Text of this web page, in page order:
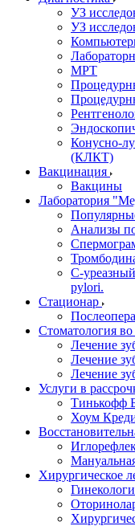
УЗ
УЗ
МРТ
Конусно-
(КЛКТ)
Вакцинация
Вакцины
Лаборатория
Анализы
С-
pylori.
Стационар
Стоматология
Лечение
Лечение
Лечение
Услуги в
Тинькофф
Хоум
Хирургическое